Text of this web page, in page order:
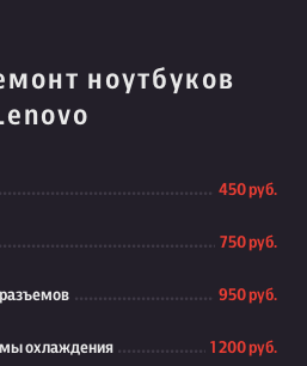
ноутбуков
450 руб.
750 руб.
разъемов 950 руб.
охлаждения 1 200 руб.